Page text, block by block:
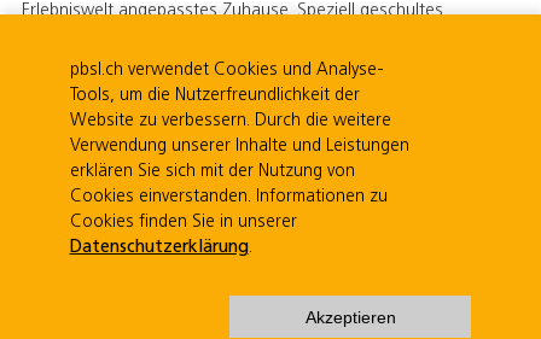
Erlebniswelt angepasstes Zuhause. Speziell geschultes
Gemeindeverband Pflege und Betreuung Schwarzenburgerland |
Guggisbergstrasse 7 | 3150 Schwarzenburg | Mitglied von
|Datenschutzerklärung
pbsl.ch verwendet Cookies und Analyse-
Tools, um die Nutzerfreundlichkeit der
Website zu verbessern. Durch die weitere
Verwendung unserer Inhalte und Leistungen
erklären Sie sich mit der Nutzung von
Cookies einverstanden. Informationen zu
Cookies finden Sie in unserer
Datenschutzerklärung.
Akzeptieren